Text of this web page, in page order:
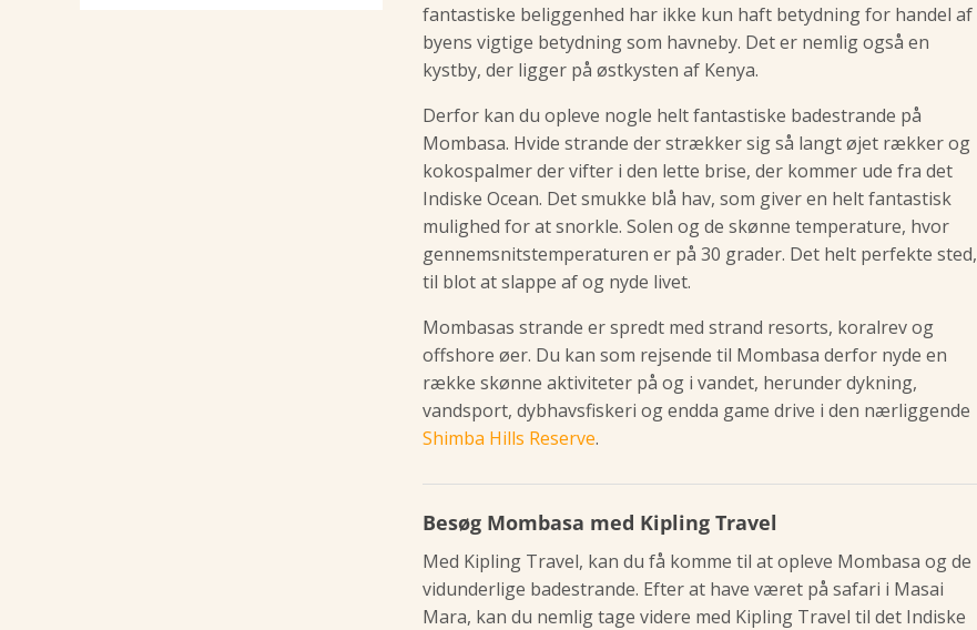
fantastiske beliggenhed har ikke kun haft betydning for handel af
byens vigtige betydning som havneby. Det er nemlig også en
kystby, der ligger på østkysten af Kenya.
Derfor kan du opleve nogle helt fantastiske badestrande på
Mombasa. Hvide strande der strækker sig så langt øjet rækker og
kokospalmer der vifter i den lette brise, der kommer ude fra det
Indiske Ocean. Det smukke blå hav, som giver en helt fantastisk
mulighed for at snorkle. Solen og de skønne temperature, hvor
gennemsnitstemperaturen er på 30 grader. Det helt perfekte sted,
til blot at slappe af og nyde livet.
Mombasas strande er spredt med strand resorts, koralrev og
offshore øer. Du kan som rejsende til Mombasa derfor nyde en
række skønne aktiviteter på og i vandet, herunder dykning,
vandsport, dybhavsfiskeri og endda game drive i den nærliggende
Shimba Hills Reserve.
Besøg Mombasa med Kipling Travel
Med Kipling Travel, kan du få komme til at opleve Mombasa og de
vidunderlige badestrande. Efter at have været på safari i Masai
Mara, kan du nemlig tage videre med Kipling Travel til det Indiske